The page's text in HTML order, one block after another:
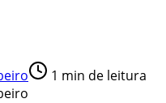
1 min de leitura